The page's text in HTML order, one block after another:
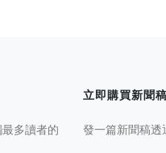
多讀者的
立即購買新聞
發一篇新聞稿透